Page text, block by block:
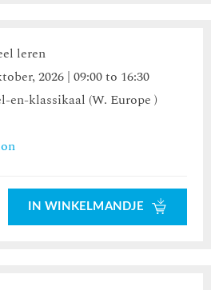
leren
2026 | 09:00 to 16:30
en-klassikaal (W. Europe )
IN WINKELMANDJE